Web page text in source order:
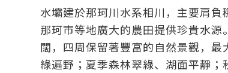
水壩建於那珂川水系相川，主要肩負
那珂市等地廣大的農田提供珍貴水
闊，四周保留著豐富的自然景觀，
綠遍野；夏季森林翠綠、湖面平靜